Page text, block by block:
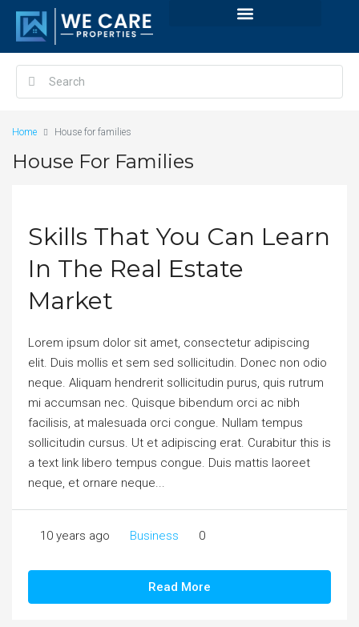
Home House for families
House For Families
Skills That You Can Learn
In The Real Estate
Market
Lorem ipsum dolor sit amet, consectetur adipiscing
elit. Duis mollis et sem sed sollicitudin. Donec non odio
neque. Aliquam hendrerit sollicitudin purus, quis rutrum
mi accumsan nec. Quisque bibendum orci ac nibh
facilisis, at malesuada orci congue. Nullam tempus
sollicitudin cursus. Ut et adipiscing erat. Curabitur this is
a text link libero tempus congue. Duis mattis laoreet
neque, et ornare neque...
10 years ago Business 0
Read More